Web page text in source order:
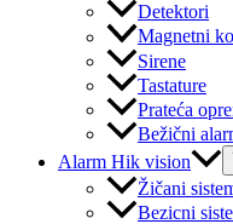
Detektori
Magnetni
Sirene
Tastature
Prateća
Bežični
Alarm Hik vision
Žičani
Bezicni